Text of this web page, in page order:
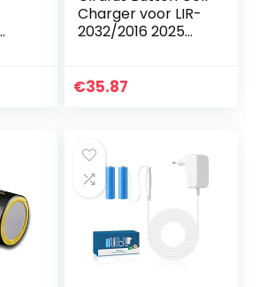
Charger voor LIR-
2032/2016 2025
Inclusief 4X LiR2032
€35.87